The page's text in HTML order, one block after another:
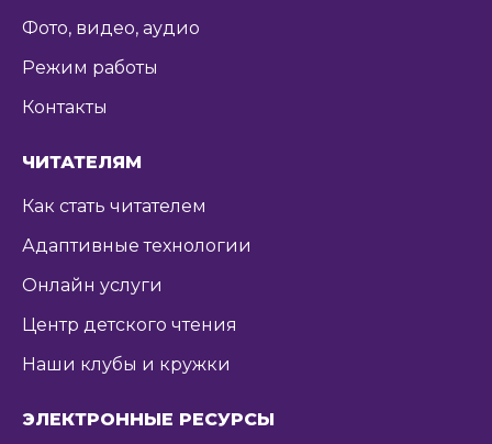
Фото, видео, аудио
Режим работы
Контакты
ЧИТАТЕЛЯМ
Как стать читателем
Адаптивные технологии
Онлайн услуги
Центр детского чтения
Наши клубы и кружки
ЭЛЕКТРОННЫЕ РЕСУРСЫ